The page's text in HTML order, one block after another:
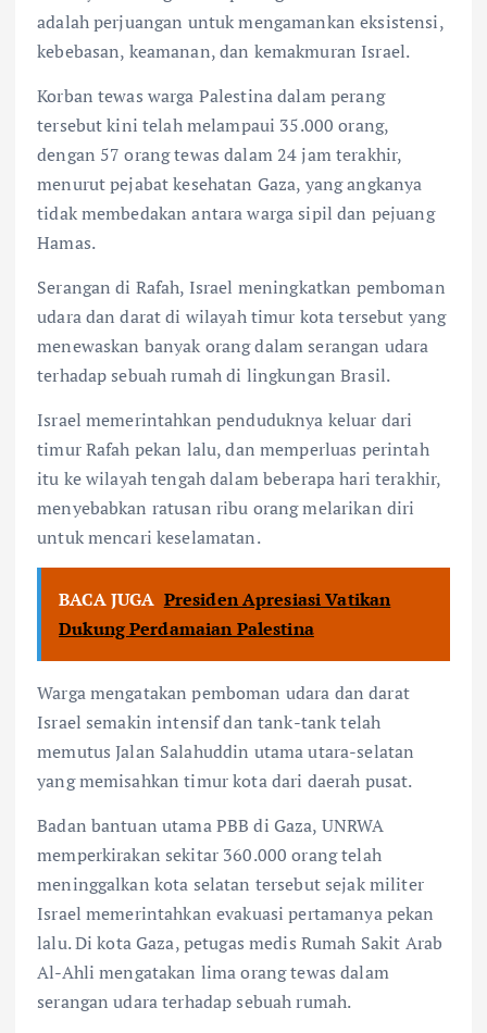
adalah perjuangan untuk mengamankan eksistensi,
kebebasan, keamanan, dan kemakmuran Israel.
Korban tewas warga Palestina dalam perang
tersebut kini telah melampaui 35.000 orang,
dengan 57 orang tewas dalam 24 jam terakhir,
menurut pejabat kesehatan Gaza, yang angkanya
tidak membedakan antara warga sipil dan pejuang
Hamas.
Serangan di Rafah, Israel meningkatkan pemboman
udara dan darat di wilayah timur kota tersebut yang
menewaskan banyak orang dalam serangan udara
terhadap sebuah rumah di lingkungan Brasil.
Israel memerintahkan penduduknya keluar dari
timur Rafah pekan lalu, dan memperluas perintah
itu ke wilayah tengah dalam beberapa hari terakhir,
menyebabkan ratusan ribu orang melarikan diri
untuk mencari keselamatan.
BACA JUGA Presiden Apresiasi Vatikan
Dukung Perdamaian Palestina
Warga mengatakan pemboman udara dan darat
Israel semakin intensif dan tank-tank telah
memutus Jalan Salahuddin utama utara-selatan
yang memisahkan timur kota dari daerah pusat.
Badan bantuan utama PBB di Gaza, UNRWA
memperkirakan sekitar 360.000 orang telah
meninggalkan kota selatan tersebut sejak militer
Israel memerintahkan evakuasi pertamanya pekan
lalu. Di kota Gaza, petugas medis Rumah Sakit Arab
Al-Ahli mengatakan lima orang tewas dalam
serangan udara terhadap sebuah rumah.